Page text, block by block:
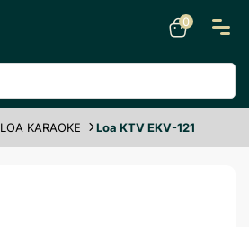
0
LOA KARAOKE Loa KTV EKV-121